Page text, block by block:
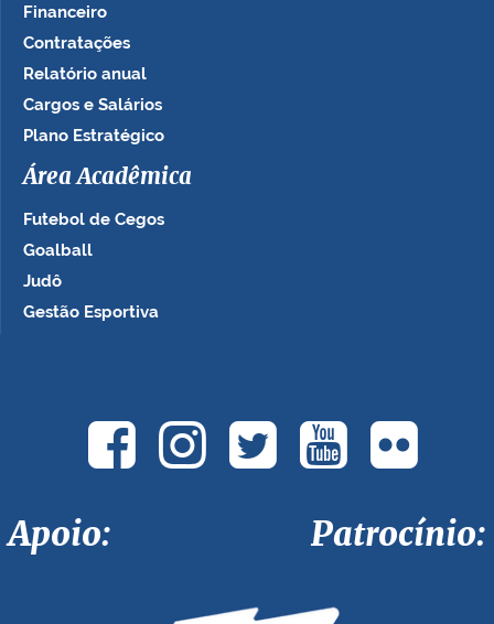
Financeiro
Contratações
Relatório anual
Cargos e Salários
Plano Estratégico
Área Acadêmica
Futebol de Cegos
Goalball
Judô
Gestão Esportiva
Apoio: Patrocínio: